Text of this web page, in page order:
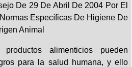
De 29 De Abril De 2004 Por El
Específicas De Higiene De
Animal
productos alimenticios pueden
para la salud humana, y ello